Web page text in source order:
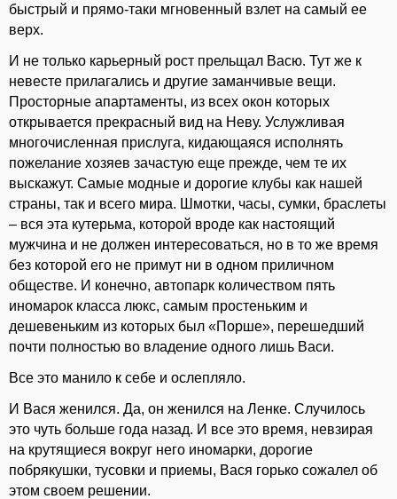
быстрый и прямо-таки мгновенный взлет на самый ее
верх.
И не только карьерный рост прельщал Васю. Тут же к
невесте прилагались и другие заманчивые вещи.
Просторные апартаменты, из всех окон которых
открывается прекрасный вид на Неву. Услужливая
многочисленная прислуга, кидающаяся исполнять
пожелание хозяев зачастую еще прежде, чем те их
выскажут. Самые модные и дорогие клубы как нашей
страны, так и всего мира. Шмотки, часы, сумки, браслеты
– вся эта кутерьма, которой вроде как настоящий
мужчина и не должен интересоваться, но в то же время
без которой его не примут ни в одном приличном
обществе. И конечно, автопарк количеством пять
иномарок класса люкс, самым простеньким и
дешевеньким из которых был «Порше», перешедший
почти полностью во владение одного лишь Васи.
Все это манило к себе и ослепляло.
И Вася женился. Да, он женился на Ленке. Случилось
это чуть больше года назад. И все это время, невзирая
на крутящиеся вокруг него иномарки, дорогие
побрякушки, тусовки и приемы, Вася горько сожалел об
этом своем решении.